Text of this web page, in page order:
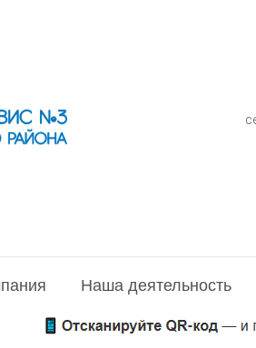
Наша деятельность